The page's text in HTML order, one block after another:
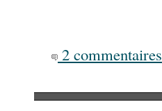
2 commentaires